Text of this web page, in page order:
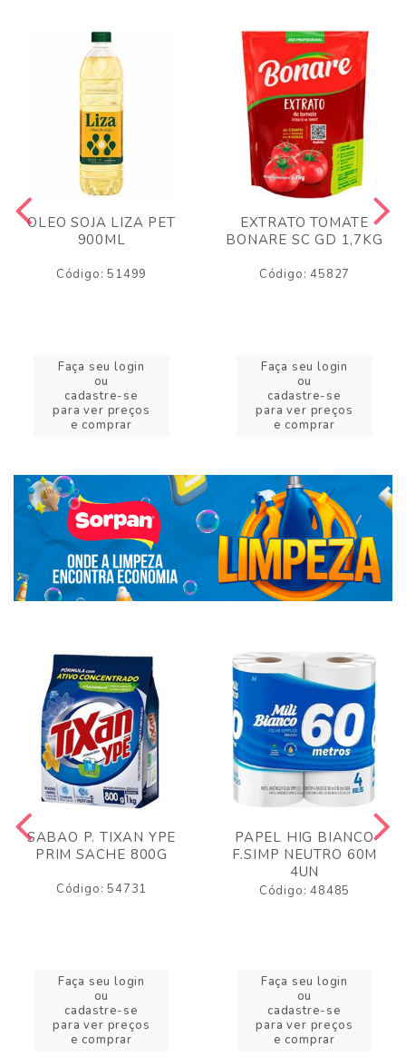
OLEO SOJA LIZA PET
900ML
Código: 51499
Faça seu login
ou
cadastre-se
para ver preços
e comprar
EXTRATO TOMATE
BONARE SC GD 1,7KG
Código: 45827
Faça seu login
ou
cadastre-se
para ver preços
e comprar
SABAO P. TIXAN YPE
PRIM SACHE 800G
Código: 54731
Faça seu login
ou
cadastre-se
para ver preços
e comprar
PAPEL HIG BIANCO
F.SIMP NEUTRO 60M
4UN
Código: 48485
Faça seu login
ou
cadastre-se
para ver preços
e comprar